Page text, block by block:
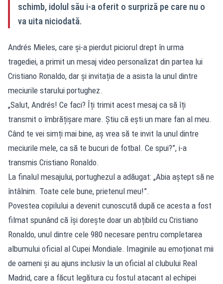
schimb, idolul său i-a oferit o surpriză pe care nu o
va uita niciodată.
Andrés Mieles, care și-a pierdut piciorul drept în urma
tragediei, a primit un mesaj video personalizat din partea lui
Cristiano Ronaldo, dar și invitația de a asista la unul dintre
meciurile starului portughez.
„Salut, Andrés! Ce faci? Îți trimit acest mesaj ca să îți
transmit o îmbrățișare mare. Știu că ești un mare fan al meu.
Când te vei simți mai bine, aș vrea să te invit la unul dintre
meciurile mele, ca să te bucuri de fotbal. Ce spui?”, i-a
transmis Cristiano Ronaldo.
La finalul mesajului, portughezul a adăugat: „Abia aștept să ne
întâlnim. Toate cele bune, prietenul meu!”.
Povestea copilului a devenit cunoscută după ce acesta a fost
filmat spunând că își dorește doar un abțibild cu Cristiano
Ronaldo, unul dintre cele 980 necesare pentru completarea
albumului oficial al Cupei Mondiale. Imaginile au emoționat mii
de oameni și au ajuns inclusiv la un oficial al clubului Real
Madrid, care a făcut legătura cu fostul atacant al echipei